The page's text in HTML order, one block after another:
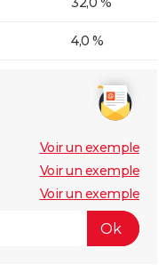
4,0 %
Voir un exemple
Voir un exemple
Voir un exemple